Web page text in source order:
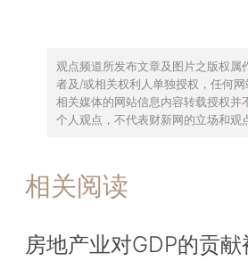
观点频道所发布文章及图片之版权
者及/或相关权利人单独授权，任何
相关媒体的网站信息内容转载授权
个人观点，不代表财新网的立场和观
相关阅读
房地产业对GDP的贡